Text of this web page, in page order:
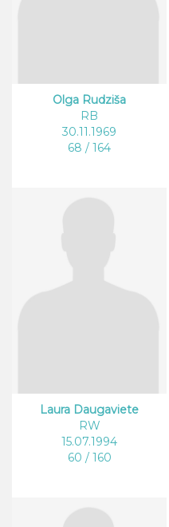
Olga Rudziša
RB
30.11.1969
68 / 164
Laura Daugaviete
RW
15.07.1994
60 / 160